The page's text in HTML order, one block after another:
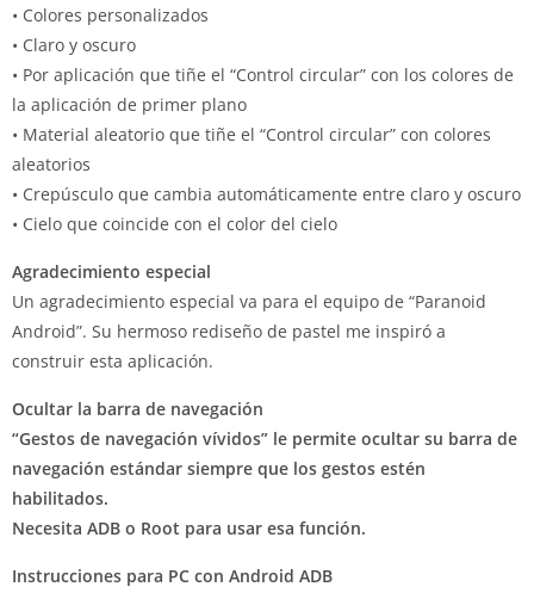
• Colores personalizados
• Claro y oscuro
• Por aplicación que tiñe el “Control circular” con los colores de
la aplicación de primer plano
• Material aleatorio que tiñe el “Control circular” con colores
aleatorios
• Crepúsculo que cambia automáticamente entre claro y oscuro
• Cielo que coincide con el color del cielo
Agradecimiento especial
Un agradecimiento especial va para el equipo de “Paranoid
Android”. Su hermoso rediseño de pastel me inspiró a
construir esta aplicación.
Ocultar la barra de navegación
“Gestos de navegación vívidos” le permite ocultar su barra de
navegación estándar siempre que los gestos estén
habilitados.
Necesita ADB o Root para usar esa función.
Instrucciones para PC con Android ADB